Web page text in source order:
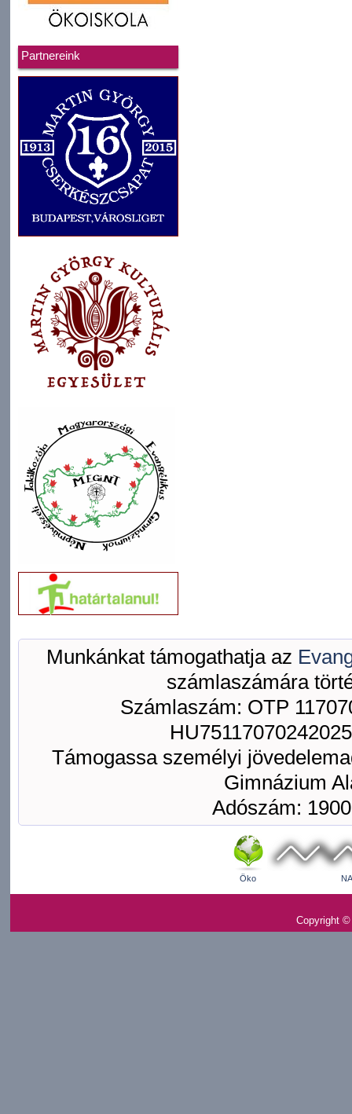
Partnereink
Munkánkat támogathatja az
számlaszámára
Számlaszám: OTP
Támogassa személyi
Gimnázium
Adószám:
Öko
Copyright